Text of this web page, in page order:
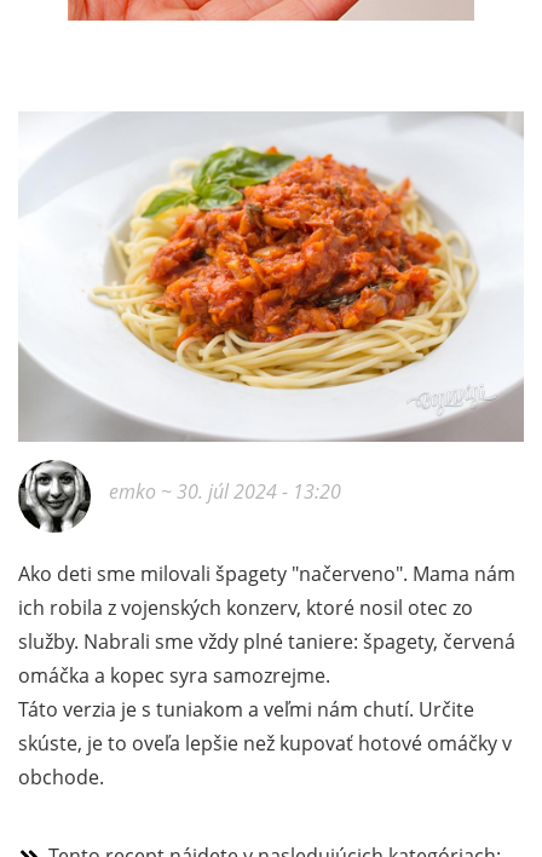
emko ~ 30. júl 2024 - 13:20
Ako deti sme milovali špagety "načerveno". Mama nám
ich robila z vojenských konzerv, ktoré nosil otec zo
služby. Nabrali sme vždy plné taniere: špagety, červená
omáčka a kopec syra samozrejme.
Táto verzia je s tuniakom a veľmi nám chutí. Určite
skúste, je to oveľa lepšie než kupovať hotové omáčky v
obchode.